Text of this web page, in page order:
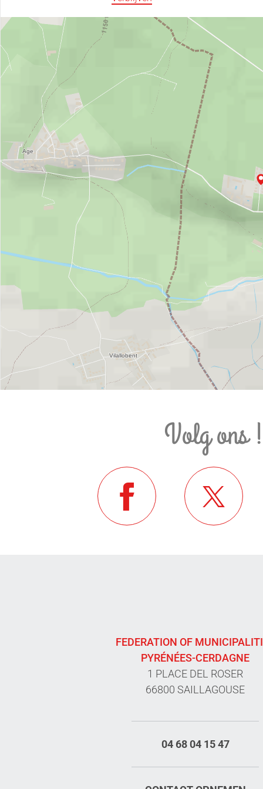
Volg ons !
FEDERATION OF
PYRÉNÉES-CERDAGNE
1 PLACE DEL ROSER
66800 SAILLAGOUSE
04 68 04 15 47